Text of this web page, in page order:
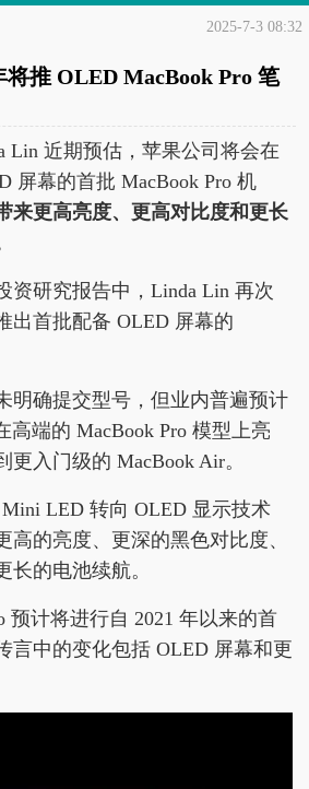
2025-7-3 08:32
推 OLED MacBook Pro 笔
Lin 近期预估，苹果公司将会在
屏幕的首批 MacBook Pro 机
来更高亮度、更高对比度和更长
资研究报告中，Linda Lin 再次
出首批配备 OLED 屏幕的
明确提交型号，但业内普遍预计
高端的 MacBook Pro 模型上亮
入门级的 MacBook Air。
LED 转向 OLED 显示技术
高的亮度、更深的黑色对比度、
长的电池续航。
预计将进行自 2021 年以来的首
言中的变化包括 OLED 屏幕和更